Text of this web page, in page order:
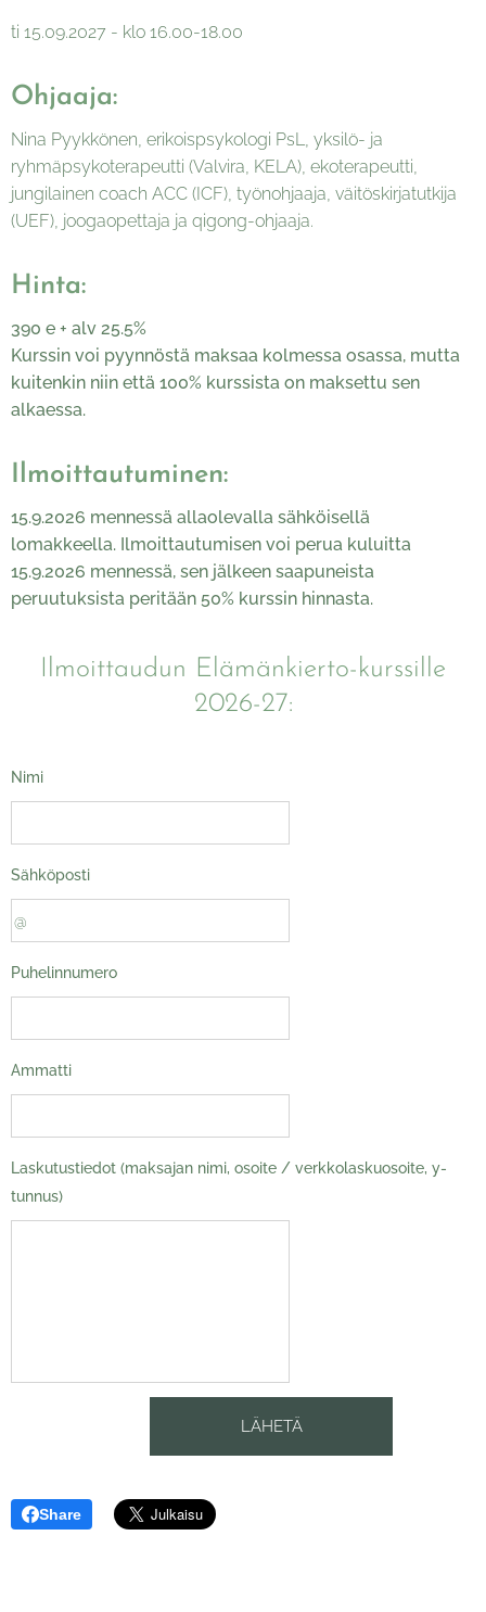
ti 15.09.2027 - klo 16.00-18.00
Ohjaaja:
Nina Pyykkönen, erikoispsykologi PsL, yksilö- ja
ryhmäpsykoterapeutti (Valvira, KELA), ekoterapeutti,
jungilainen coach ACC (ICF), työnohjaaja, väitöskirjatutkija
(UEF), joogaopettaja ja qigong-ohjaaja.
Hinta:
390 e + alv 25.5%
Kurssin voi pyynnöstä maksaa kolmessa osassa, mutta
kuitenkin niin että 100% kurssista on maksettu sen
alkaessa.
Ilmoittautuminen:
15.9.2026 mennessä allaolevalla sähköisellä
lomakkeella. Ilmoittautumisen voi perua kuluitta
15.9.2026 mennessä, sen jälkeen saapuneista
peruutuksista peritään 50% kurssin hinnasta.
Ilmoittaudun Elämänkierto-kurssille
2026-27:
Nimi
Sähköposti
Puhelinnumero
Ammatti
Laskutustiedot (maksajan nimi, osoite / verkkolaskuosoite, y-
tunnus)
LÄHETÄ
Share